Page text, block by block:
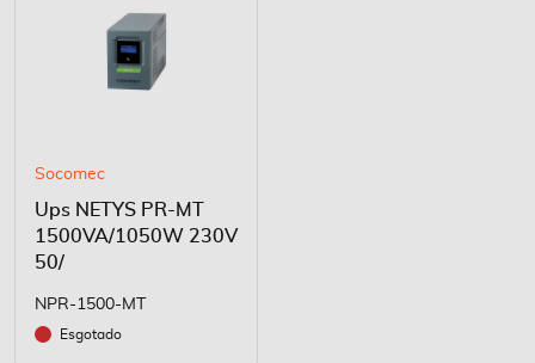
Socomec
Ups NETYS PR-MT
1500VA/1050W 230V
50/
NPR-1500-MT
Esgotado